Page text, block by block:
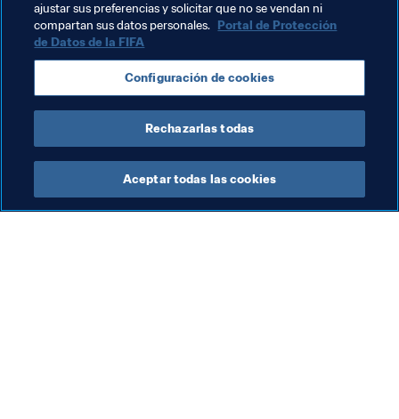
Comercial Organización
Copa Mundial Femenina de la FIFA 2023™
Australia AFC New Zealand OFC
ajustar sus preferencias y solicitar que no se vendan ni
compartan sus datos personales. Portal de Protección
de Datos de la FIFA
Configuración de cookies
Rechazarlas todas
Aceptar todas las cookies